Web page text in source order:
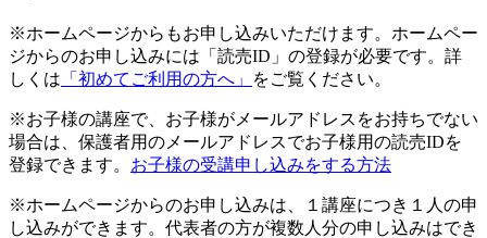
※ホームページからもお申し込みいただけます。ホームペー
ジからのお申し込みには「読売ID」の登録が必要です。詳
しくは 「初めてご利用の方へ」 をご覧ください。
※お子様の講座で、お子様がメールアドレスをお持ちでない
場合は、保護者用のメールアドレスでお子様用の読売IDを
登録できます。 お子様の受講申し込みをする方法
※ホームページからのお申し込みは、１講座につき１人の申
し込みができます。代表者の方が複数人分の申し込みはでき